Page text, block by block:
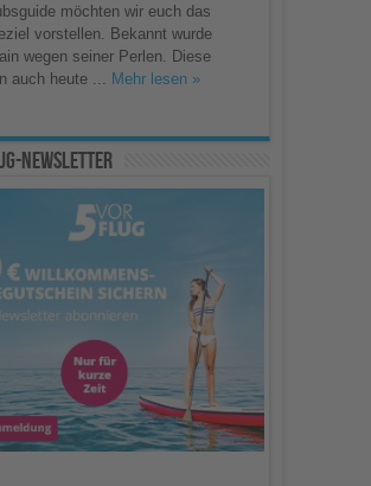
möchten wir euch das
vorstellen. Bekannt wurde
wegen seiner Perlen. Diese
auch heute ...
Mehr lesen »
Newsletter